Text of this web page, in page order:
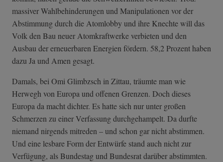
massiver Wahlbehinderungen und Manipulationen vor der
Abstimmung durch die Atomlobby und ihre Knechte will das
Volk den Bau neuer Atomkraftwerke verbieten und den
Ausbau der erneuerbaren Energien fördern. 58,2 Prozent haben
dazu Ja und Amen gesagt.
Damals, bei Omi Glimbzsch in Zittau, träumte man wie
Herwegh von Europa und offenen Grenzen. Doch dieses
Europa da macht dichter. Es hatte sich nur unter großen
Schmerzen zu einer Verfassung durchgehampelt. Da durfte
niemand nirgends mitreden – und schon gar nicht abstimmen.
Und eine lesbare Form der Entwürfe stand auch nicht zur
Verfügung, als Bundestag und Bundesrat darüber abstimmten.